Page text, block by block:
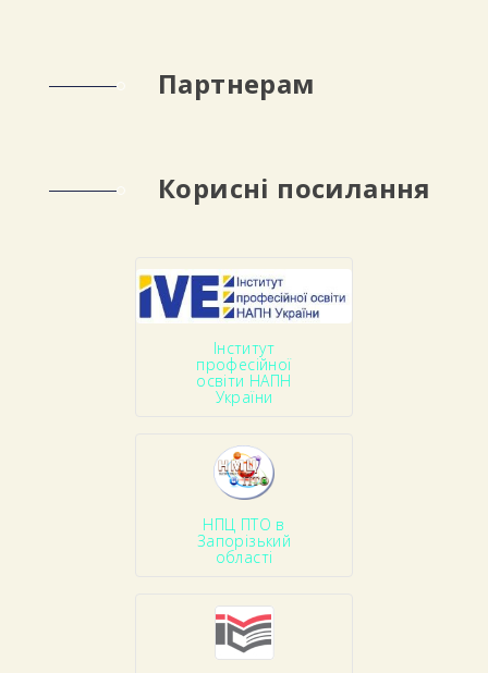
Партнерам
Корисні посилання
Інститут
професійної
освіти НАПН
України
НПЦ ПТО в
Запорізький
області